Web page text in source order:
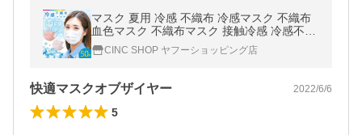
マスク 夏用 冷感 不織布 冷感マスク 不織布
血色マスク 不織布マスク 接触冷感 冷感不織
布マスク 50枚 クールマスク 使い捨て 血色
カラー 三層構造 男女兼用
CINC SHOP ヤフーショッピング店
快適マスクオブザイヤー 2022/6/6
5